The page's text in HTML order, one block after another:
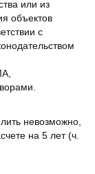
или из
объектов
с
невозможно,
на 5 лет (ч.